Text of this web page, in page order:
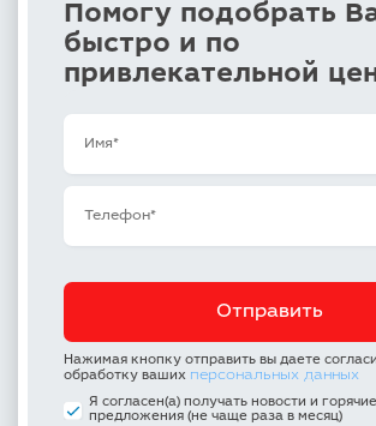
Помогу подобрать
быстро и по
привлекательной
Нажимая кнопку отправить вы даете
обработку ваших персональных данных
Я согласен(а) получать новости и горячие
предложения (не чаще раза в месяц)